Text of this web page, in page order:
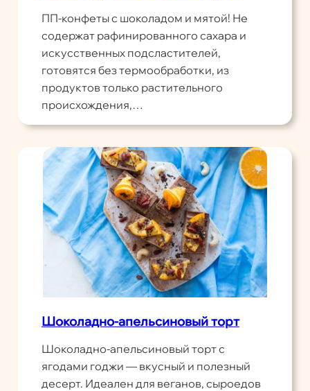
ПП-конфеты с шоколадом и мятой! Не
содержат рафинированного сахара и
искусственных подсластителей,
готовятся без термообработки, из
продуктов только растительного
происхождения,…
Шоколадно-апельсиновый торт
Шоколадно-апельсиновый торт с
ягодами годжи — вкусный и полезный
десерт. Идеален для веганов, сыроедов